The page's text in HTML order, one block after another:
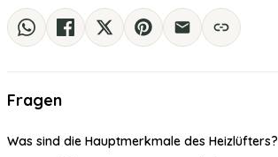
Fragen
Was sind die Hauptmerkmale des Heizlüfters?